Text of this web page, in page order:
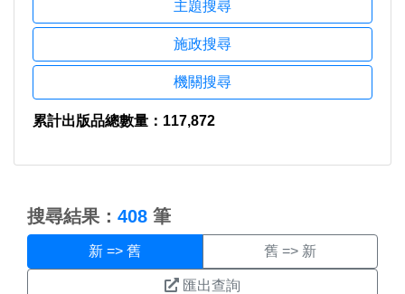
主題搜尋
施政搜尋
機關搜尋
累計出版品總數量：117,872
搜尋結果： 408 筆
匯出查詢